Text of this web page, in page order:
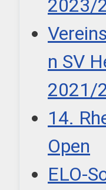
2023/
n SV
2021/
14.
Open
ELO-